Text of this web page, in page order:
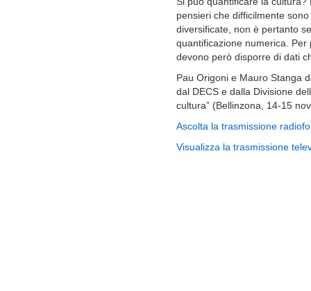
pensieri che difficilmente
diversificate, non è pertanto
quantificazione numerica.
devono però disporre di dati
Pau Origoni e Mauro Stanga
dal DECS e dalla Divisione
cultura” (Bellinzona, 14-15
Ascolta la trasmissione
Visualizza la trasmissione